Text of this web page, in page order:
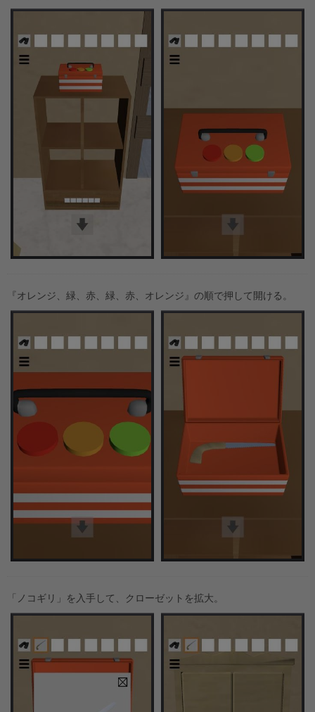
『オレンジ、緑、赤、緑、赤、オレンジ』の順で押して開ける。
「ノコギリ」を入手して、クローゼットを拡大。